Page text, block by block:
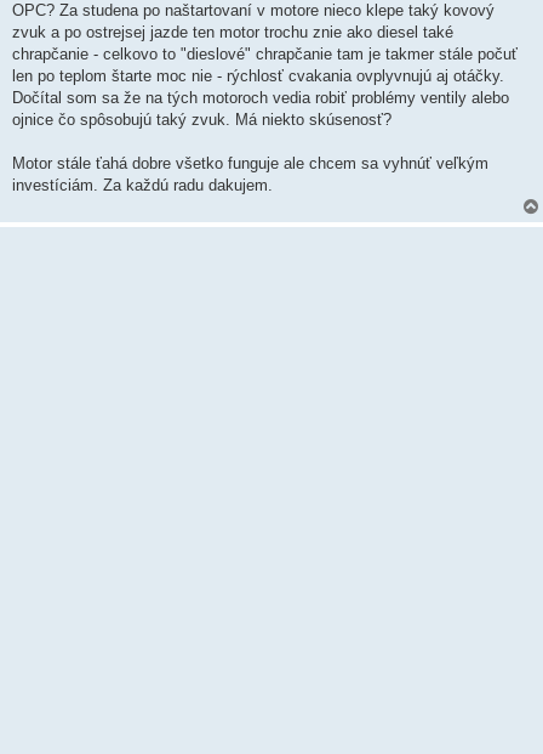
e
k
OPC? Za studena po naštartovaní v motore nieco klepe taký kovový
zvuk a po ostrejsej jazde ten motor trochu znie ako diesel také
chrapčanie - celkovo to "dieslové" chrapčanie tam je takmer stále počuť
len po teplom štarte moc nie - rýchlosť cvakania ovplyvnujú aj otáčky.
Dočítal som sa že na tých motoroch vedia robiť problémy ventily alebo
ojnice čo spôsobujú taký zvuk. Má niekto skúsenosť?
Motor stále ťahá dobre všetko funguje ale chcem sa vyhnúť veľkým
investíciám. Za každú radu dakujem.